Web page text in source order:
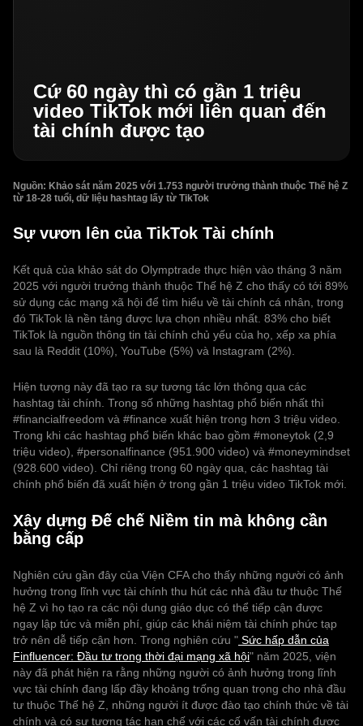
Cứ 60 ngày thì có gần 1 triệu
video TikTok mới liên quan đến
tài chính được tạo
Nguồn: Khảo sát năm 2025 với 1.753 người trưởng thành thuộc Thế hệ Z
từ 18-28 tuổi, dữ liệu hashtag lấy từ TikTok
Sự vươn lên của TikTok Tài chính
Kết quả của khảo sát do Olymptrade thực hiện vào tháng 3 năm
2025 với người trưởng thành thuộc Thế hệ Z cho thấy có tới 89%
sử dụng các mạng xã hội để tìm hiểu về tài chính cá nhân, trong
đó TikTok là nền tảng được lựa chọn nhiều nhất. 83% cho biết
TikTok là nguồn thông tin tài chính chủ yếu của họ, xếp xa phía
sau là Reddit (10%), YouTube (5%) và Instagram (2%).
Hiện tượng này đã tạo ra sự tương tác lớn thông qua các
hashtag tài chính. Trong số những hashtag phổ biến nhất thì
#financialfreedom và #finance xuất hiện trong hơn 3 triệu video.
Trong khi các hashtag phổ biến khác bao gồm #moneytok (2,9
triệu video), #personalfinance (951.900 video) và #moneymindset
(928.600 video). Chỉ riêng trong 60 ngày qua, các hashtag tài
chính phổ biến đã xuất hiện ở trong gần 1 triệu video TikTok mới.
Xây dựng Đế chế Niềm tin mà không cần
bằng cấp
Nghiên cứu gần đây của Viện CFA cho thấy những người có ảnh
hưởng trong lĩnh vực tài chính thu hút các nhà đầu tư thuộc Thế
hệ Z vì họ tạo ra các nội dung giáo dục có thể tiếp cận được
ngay lập tức và miễn phí, giúp các khái niệm tài chính phức tạp
trở nên dễ tiếp cận hơn. Trong nghiên cứu " Sức hấp dẫn của
Finfluencer: Đầu tư trong thời đại mạng xã hội" năm 2025, viện
này đã phát hiện ra rằng những người có ảnh hưởng trong lĩnh
vực tài chính đang lấp đầy khoảng trống quan trọng cho nhà đầu
tư thuộc Thế hệ Z, những người ít được đào tạo chính thức về tài
chính và có sự tương tác hạn chế với các cố vấn tài chính được